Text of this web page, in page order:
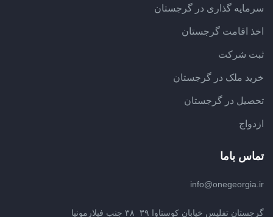
سرمایه گذاری در گرجستان
اخذ اقامت گرجستان
ثبت شرکت
خرید ملک در گرجستان
تحصیل در گرجستان
ازدواج
تماس باما
info@onegeorgia.ir
گرجستان تفلیس خیابان کوستاوا ۳۹_۳۸ جنب فیلارمونیا